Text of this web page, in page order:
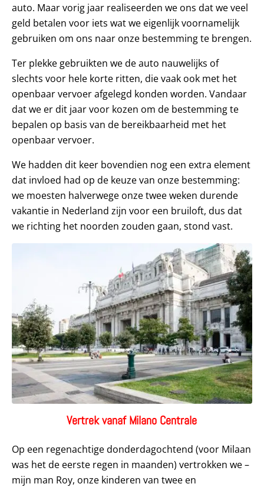
auto. Maar vorig jaar realiseerden we ons dat we veel
geld betalen voor iets wat we eigenlijk voornamelijk
gebruiken om ons naar onze bestemming te brengen.
Ter plekke gebruikten we de auto nauwelijks of
slechts voor hele korte ritten, die vaak ook met het
openbaar vervoer afgelegd konden worden. Vandaar
dat we er dit jaar voor kozen om de bestemming te
bepalen op basis van de bereikbaarheid met het
openbaar vervoer.
We hadden dit keer bovendien nog een extra element
dat invloed had op de keuze van onze bestemming:
we moesten halverwege onze twee weken durende
vakantie in Nederland zijn voor een bruiloft, dus dat
we richting het noorden zouden gaan, stond vast.
Vertrek vanaf Milano Centrale
Op een regenachtige donderdagochtend (voor Milaan
was het de eerste regen in maanden) vertrokken we –
mijn man Roy, onze kinderen van twee en